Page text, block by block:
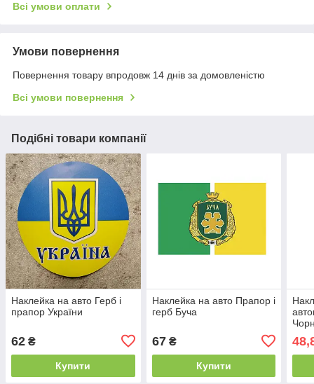
Всі умови оплати
Умови повернення
Повернення товару впродовж 14 днів за домовленістю
Всі умови повернення
Подібні товари компанії
Наклейка на авто Герб і
прапор України
62 ₴
Купити
Наклейка на авто Прапор і
герб Буча
67₴
Купити